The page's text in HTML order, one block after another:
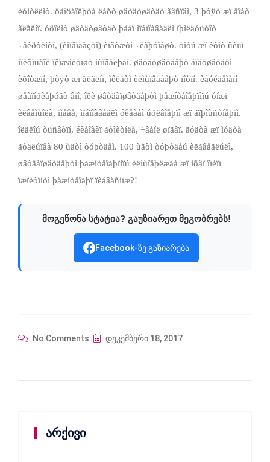
èóìòêëìò. öåîöåîëþòà ëàõò øâòäòøâòäò ãâñïâì, 3 þòÿò æï åîàò
ãëãëíï. óôîëìò øâòäòøâòäò þåáï ìïáïîàâåäëì ïþìëäóüóîò
÷åèðòëíòï, (èîïâïäãçòì) èïãòæòì ÷ëãþóîàøò. òìòú æï èòìò ûèïú
ìïèõïüâîë ïêïæåèòïøò ìùïâäëþåí. øâòäòøâòäåþò áïäòøâòäòì
èõîòæïí, þòÿò æï ãëãëíï, ìêëäòì èëìùïâäååþò ïîòïí. èåóéäåìàïí
øåàïíõèåþóäò âïî, îëè øâòäàïøâòäåþòì þåæíòåîåþïìïú óíæï
èëâåìùîëà, ïìåâå, ìïáïîàâåäëì óêåàåì úõëâîåþïì æï ãïþîùñòíåþïì.
îëãëîú òüñâòïí, éèåîàèï ãòìèòíëà, ÷âåíë øïäâï. ãóäòà æï ìóäòà
ãòäëúïâà 80 ùäòì òóþòäåì. 100 ùäòì òóþòäåú èëãâåäëúëì,
øâòäàïøâòäåþòì þåæíòåîåþïìïú èëìùîåþëæåà æï ìõâï îïéïï
ïæïèòïíòì þåæíòåîåþï ïèáâåñíïæ?!
მოგეწონა სტატია? გაუზიარეთ მეგობრებს!
Facebook-ზე გაზიარება
No Comments დეკემბერი 18, 2017
არქივი